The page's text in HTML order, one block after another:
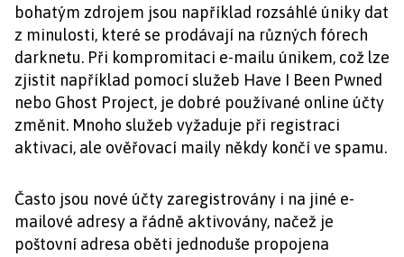
bohatým zdrojem jsou například rozsáhlé úniky dat
z minulosti, které se prodávají na různých fórech
darknetu. Při kompromitaci e-mailu únikem, což lze
zjistit například pomocí služeb Have I Been Pwned
nebo Ghost Project, je dobré používané online účty
změnit. Mnoho služeb vyžaduje při registraci
aktivaci, ale ověřovací maily někdy končí ve spamu.
Často jsou nové účty zaregistrovány i na jiné e-
mailové adresy a řádně aktivovány, načež je
poštovní adresa oběti jednoduše propojena